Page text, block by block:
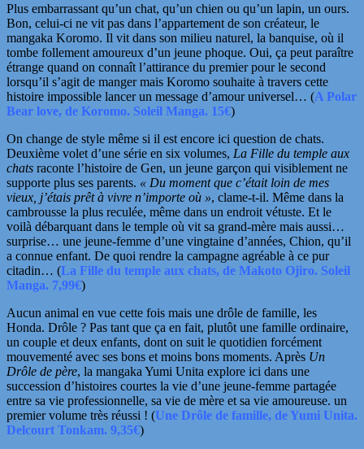
Plus embarrassant qu’un chat, qu’un chien ou qu’un lapin, un ours.
Bon, celui-ci ne vit pas dans l’appartement de son créateur, le
mangaka Koromo. Il vit dans son milieu naturel, la banquise, où il
tombe follement amoureux d’un jeune phoque. Oui, ça peut paraître
étrange quand on connaît l’attirance du premier pour le second
lorsqu’il s’agit de manger mais Koromo souhaite à travers cette
histoire impossible lancer un message d’amour universel… (A Polar
Bear love, de Koromo. Soleil Manga. 15€)
On change de style même si il est encore ici question de chats.
Deuxième volet d’une série en six volumes, La Fille du temple aux
chats raconte l’histoire de Gen, un jeune garçon qui visiblement ne
supporte plus ses parents. « Du moment que c’était loin de mes
vieux, j’étais prêt à vivre n’importe où », clame-t-il. Même dans la
cambrousse la plus reculée, même dans un endroit vétuste. Et le
voilà débarquant dans le temple où vit sa grand-mère mais aussi…
surprise… une jeune-femme d’une vingtaine d’années, Chion, qu’il
a connue enfant. De quoi rendre la campagne agréable à ce pur
citadin… (La Fille du temple aux chats, de Makoto Ojiro. Soleil
Manga. 7,99€)
Aucun animal en vue cette fois mais une drôle de famille, les
Honda. Drôle ? Pas tant que ça en fait, plutôt une famille ordinaire,
un couple et deux enfants, dont on suit le quotidien forcément
mouvementé avec ses bons et moins bons moments. Après Un
Drôle de père, la mangaka Yumi Unita explore ici dans une
succession d’histoires courtes la vie d’une jeune-femme partagée
entre sa vie professionnelle, sa vie de mère et sa vie amoureuse. un
premier volume très réussi ! (Une Drôle de famille, de Yumi Unita.
Delcourt Tonkam. 9,35€)